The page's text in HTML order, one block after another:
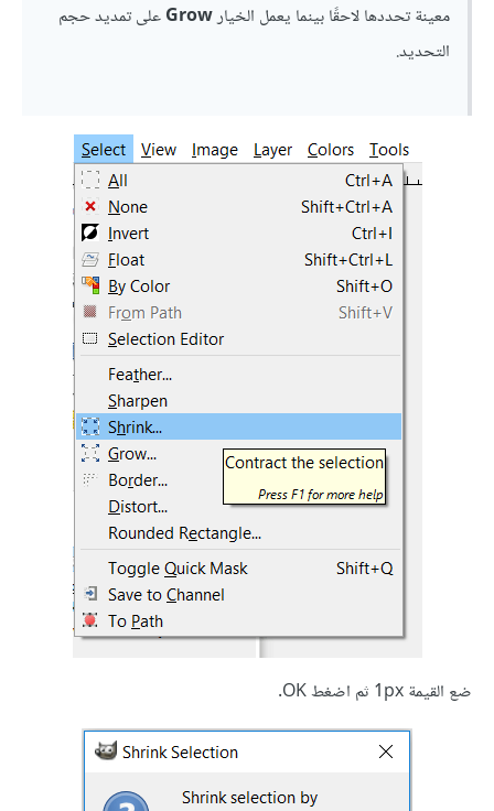
معينة تحددها لاحقًا بينما يعمل الخيارGrowعلى تمديد حجم
التحديد.
ضع القيمة 1px ثم اضغط OK.